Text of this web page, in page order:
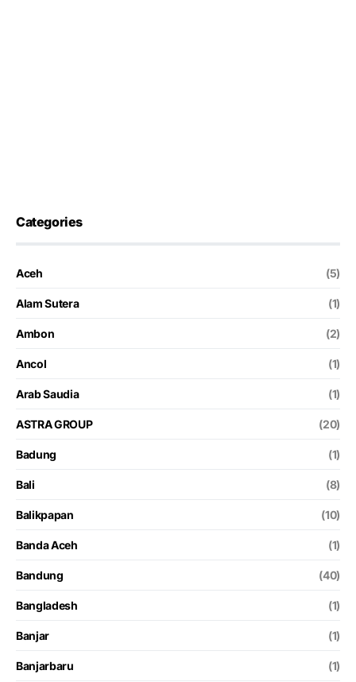
Categories
Aceh (5)
Alam Sutera (1)
Ambon (2)
Ancol (1)
Arab Saudia (1)
ASTRA GROUP (20)
Badung (1)
Bali (8)
Balikpapan (10)
Banda Aceh (1)
Bandung (40)
Bangladesh (1)
Banjar (1)
Banjarbaru (1)